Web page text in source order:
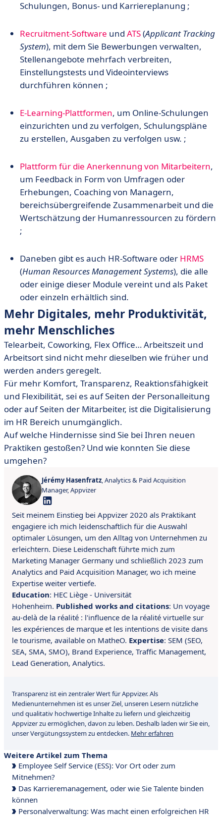
Schulungen, Bonus- und Karriereplanung ;
Recruitment-Software und ATS(Applicant Tracking
System), mit dem Sie Bewerbungen verwalten,
Stellenangebote mehrfach verbreiten,
Einstellungstests und Videointerviews
durchführen können ;
E-Learning-Plattformen, um Online-Schulungen
einzurichten und zu verfolgen, Schulungspläne
zu erstellen, Ausgaben zu verfolgen usw. ;
Plattform für die Anerkennung von Mitarbeitern,
um Feedback in Form von Umfragen oder
Erhebungen, Coaching von Managern,
bereichsübergreifende Zusammenarbeit und die
Wertschätzung der Humanressourcen zu fördern
;
Daneben gibt es auch HR-Software oder HRMS
(Human Resources Management Systems), die alle
oder einige dieser Module vereint und als Paket
oder einzeln erhältlich sind.
Mehr Digitales, mehr Produktivität,
mehr Menschliches
Telearbeit, Coworking, Flex Office… Arbeitszeit und
Arbeitsort sind nicht mehr dieselben wie früher und
werden anders geregelt.
Für mehr Komfort, Transparenz, Reaktionsfähigkeit
und Flexibilität, sei es auf Seiten der Personalleitung
oder auf Seiten der Mitarbeiter, ist die Digitalisierung
im HR Bereich unumgänglich.
Auf welche Hindernisse sind Sie bei Ihren neuen
Praktiken gestoßen? Und wie konnten Sie diese
umgehen?
Jérémy Hasenfratz, Analytics & Paid Acquisition
Manager, Appvizer
Seit meinem Einstieg bei Appvizer 2020 als Praktikant
engagiere ich mich leidenschaftlich für die Auswahl
optimaler Lösungen, um den Alltag von Unternehmen zu
erleichtern. Diese Leidenschaft führte mich zum
Marketing Manager Germany und schließlich 2023 zum
Analytics and Paid Acquisition Manager, wo ich meine
Expertise weiter vertiefe.
Education: HEC Liège - Universität
Hohenheim. Published works and citations: Un voyage
au-delà de la réalité : l'influence de la réalité virtuelle sur
les expériences de marque et les intentions de visite dans
le tourisme, available on MatheO. Expertise: SEM (SEO,
SEA, SMA, SMO), Brand Experience, Traffic Management,
Lead Generation, Analytics.
Transparenz ist ein zentraler Wert für Appvizer. Als
Medienunternehmen ist es unser Ziel, unseren Lesern nützliche
und qualitativ hochwertige Inhalte zu liefern und gleichzeitig
Appvizer zu ermöglichen, davon zu leben. Deshalb laden wir Sie ein,
unser Vergütungssystem zu entdecken. Mehr erfahren
Weitere Artikel zum Thema
Employee Self Service (ESS): Vor Ort oder zum
Mitnehmen?
Das Karrieremanagement, oder wie Sie Talente binden
können
Personalverwaltung: Was macht einen erfolgreichen HR